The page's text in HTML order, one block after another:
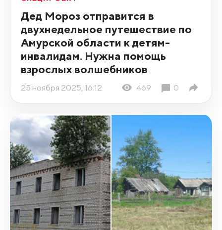
Дед Мороз отправится в
двухнедельное путешествие по
Амурской области к детям-
инвалидам. Нужна помощь
взрослых волшебников
25 ноября 2025, 16:12 469 0